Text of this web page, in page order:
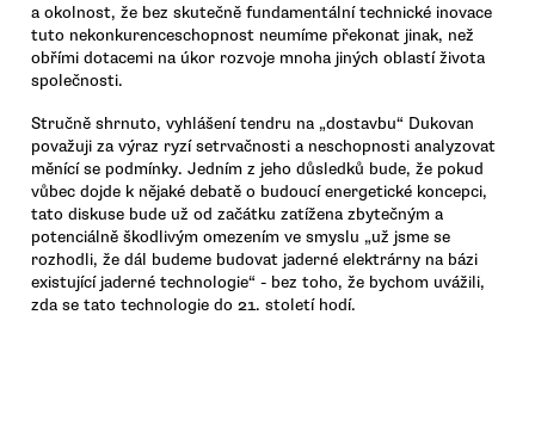
a okolnost, že bez skutečně fundamentální technické inovace
tuto nekonkurenceschopnost neumíme překonat jinak, než
obřími dotacemi na úkor rozvoje mnoha jiných oblastí života
společnosti.
Stručně shrnuto, vyhlášení tendru na „dostavbu“ Dukovan
považuji za výraz ryzí setrvačnosti a neschopnosti analyzovat
měnící se podmínky. Jedním z jeho důsledků bude, že pokud
vůbec dojde k nějaké debatě o budoucí energetické koncepci,
tato diskuse bude už od začátku zatížena zbytečným a
potenciálně škodlivým omezením ve smyslu „už jsme se
rozhodli, že dál budeme budovat jaderné elektrárny na bázi
existující jaderné technologie“ - bez toho, že bychom uvážili,
zda se tato technologie do 21. století hodí.